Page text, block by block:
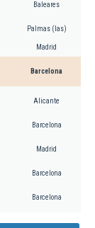
Baleares
Palmas (las)
Madrid
Barcelona
Alicante
Barcelona
Madrid
Barcelona
Barcelona